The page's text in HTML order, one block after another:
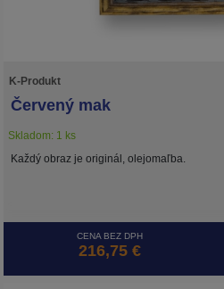
K-Produkt
Červený mak
Skladom: 1 ks
Každý obraz je originál, olejomaľba.
CENA BEZ DPH
216,75 €